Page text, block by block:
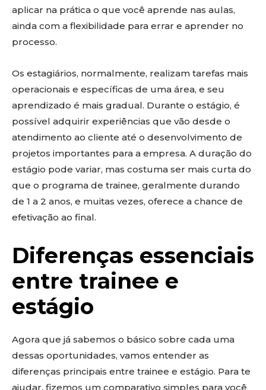
aplicar na prática o que você aprende nas aulas,
ainda com a flexibilidade para errar e aprender no
processo.
Os estagiários, normalmente, realizam tarefas mais
operacionais e específicas de uma área, e seu
aprendizado é mais gradual. Durante o estágio, é
possível adquirir experiências que vão desde o
atendimento ao cliente até o desenvolvimento de
projetos importantes para a empresa. A duração do
estágio pode variar, mas costuma ser mais curta do
que o programa de trainee, geralmente durando
de 1 a 2 anos, e muitas vezes, oferece a chance de
efetivação ao final.
Diferenças essenciais
entre trainee e
estágio
Agora que já sabemos o básico sobre cada uma
dessas oportunidades, vamos entender as
diferenças principais entre trainee e estágio. Para te
ajudar, fizemos um comparativo simples para você